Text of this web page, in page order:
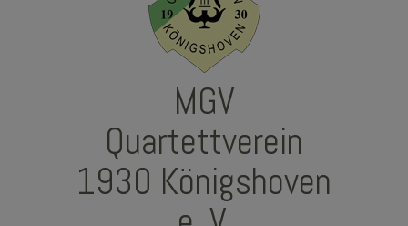
MGV
Quartettverein
1930 Königshoven